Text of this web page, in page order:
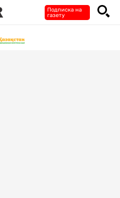
Подписка на
газету